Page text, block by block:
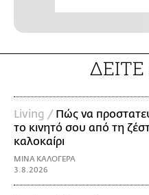
Living / Πώς να
το κινητό σου από τη
καλοκαίρι
ΜΙΝΑ ΚΑΛΟΓΕΡΑ
3.8.2026